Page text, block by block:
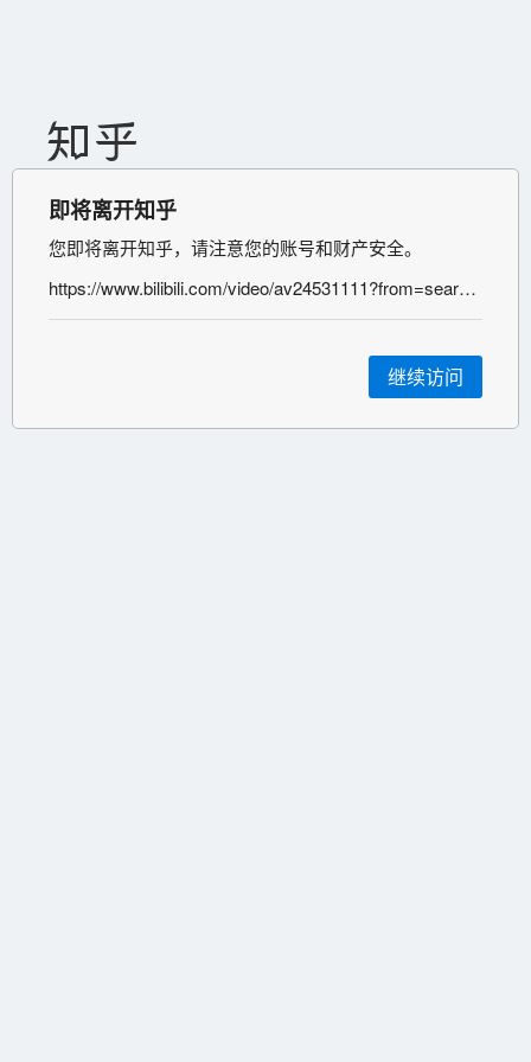
即将离开知乎
您即将离开知乎，请注意您的账号和财产安全。
https://www.bilibili.com/video/av24531111?from=search&seid=15521548757108436525
继续访问